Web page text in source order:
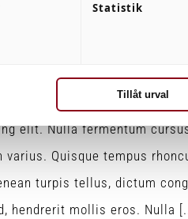
20 Years
dolor sit amet,
elit. Nulla fermentum
varius. Quisque tempus
turpis tellus, dictum
hendrerit mollis eros. Nulla
Statistik
Tillåt urval